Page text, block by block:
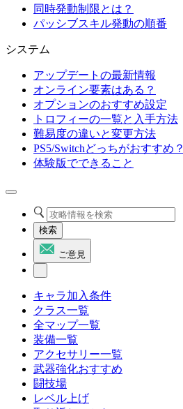
同時発動制限とは？
パッシブスキル発動の順番
システム
アップデートの最新情報
オンライン要素はある？
オプションのおすすめ設定
トロフィーの一覧と入手方法
難易度の違いと変更方法
PS5/Switchどっちがおすすめ？
体験版でできること
検索
ご意見
キャラ加入条件
クラス一覧
全マップ一覧
装備一覧
アクセサリー一覧
武器強化おすすめ
闘技場
レベル上げ